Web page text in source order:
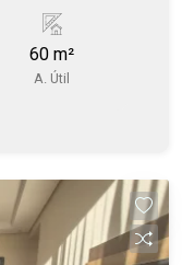
academia,
60 m²
A. Útil